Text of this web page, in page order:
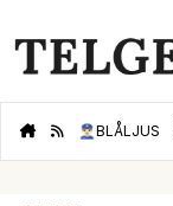
👮🏻‍♂️BLÅLJUS